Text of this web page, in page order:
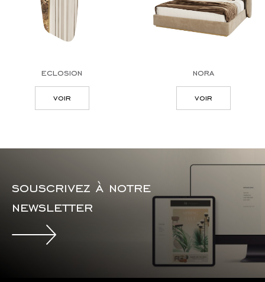
eclosion
voir
nora
voir
souscrivez à notre
newsletter